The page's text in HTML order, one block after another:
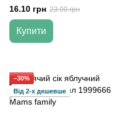
16.10 грн 23.00 грн
Купити
−30%
Від 2-х дешевше